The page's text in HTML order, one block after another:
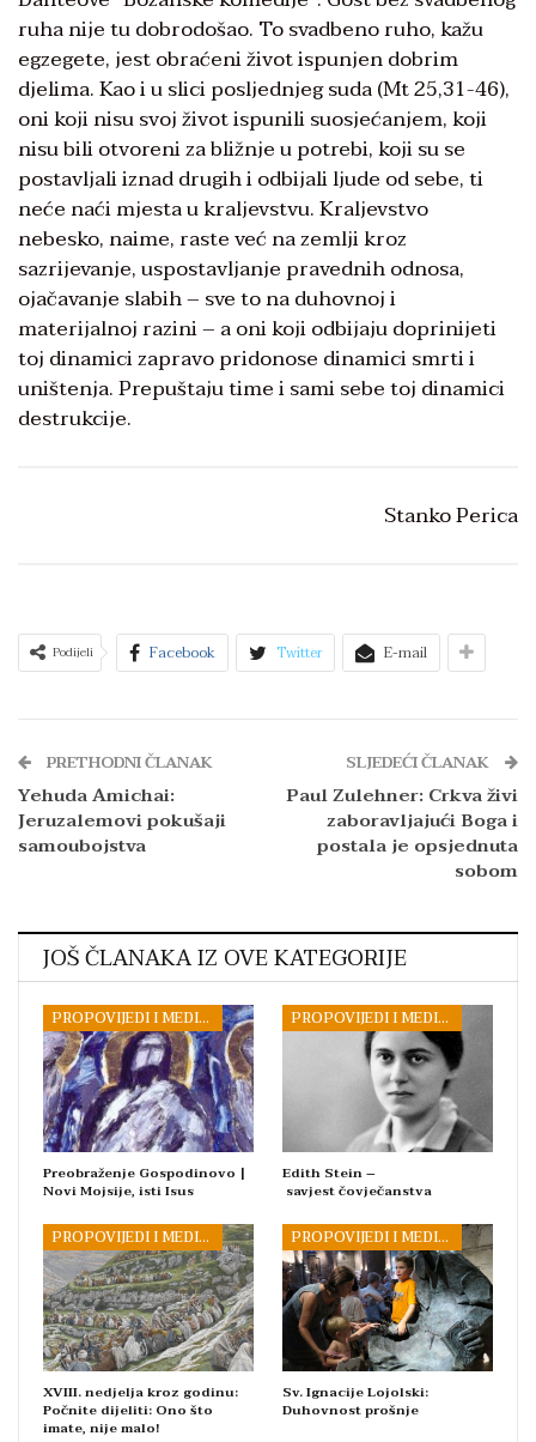
ruha nije tu dobrodošao. To svadbeno ruho, kažu
egzegete, jest obraćeni život ispunjen dobrim
djelima. Kao i u slici posljednjeg suda (Mt 25,31-46),
oni koji nisu svoj život ispunili suosjećanjem, koji
nisu bili otvoreni za bližnje u potrebi, koji su se
postavljali iznad drugih i odbijali ljude od sebe, ti
neće naći mjesta u kraljevstvu. Kraljevstvo
nebesko, naime, raste već na zemlji kroz
sazrijevanje, uspostavljanje pravednih odnosa,
ojačavanje slabih – sve to na duhovnoj i
materijalnoj razini – a oni koji odbijaju doprinijeti
toj dinamici zapravo pridonose dinamici smrti i
uništenja. Prepuštaju time i sami sebe toj dinamici
destrukcije.
Stanko Perica
Podijeli Facebook Twitter E-mail
PRETHODNI ČLANAK
Yehuda Amichai:
Jeruzalemovi pokušaji
samoubojstva
SLJEDEĆI ČLANAK
Paul Zulehner: Crkva živi
zaboravljajući Boga i
postala je opsjednuta
sobom
JOŠ ČLANAKA IZ OVE KATEGORIJE
PROPOVIJEDI I MEDITACIJE
Preobraženje Gospodinovo |
Novi Mojsije, isti Isus
PROPOVIJEDI I MEDITACIJE
Edith Stein –
savjest čovječanstva
PROPOVIJEDI I MEDITACIJE
XVIII. nedjelja kroz godinu:
Počnite dijeliti: Ono što
imate, nije malo!
PROPOVIJEDI I MEDITACIJE
Sv. Ignacije Lojolski:
Duhovnost prošnje